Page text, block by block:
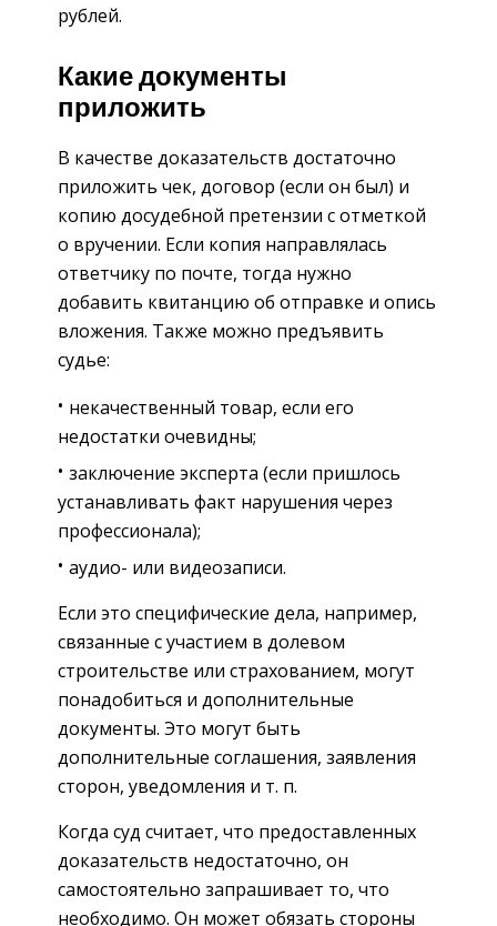
рублей.
Какие документы
приложить
В качестве доказательств достаточно
приложить чек, договор (если он был) и
копию досудебной претензии с отметкой
о вручении. Если копия направлялась
ответчику по почте, тогда нужно
добавить квитанцию об отправке и опись
вложения. Также можно предъявить
судье:
некачественный товар, если его
недостатки очевидны;
заключение эксперта (если пришлось
устанавливать факт нарушения через
профессионала);
аудио- или видеозаписи.
Если это специфические дела, например,
связанные с участием в долевом
строительстве или страхованием, могут
понадобиться и дополнительные
документы. Это могут быть
дополнительные соглашения, заявления
сторон, уведомления и т. п.
Когда суд считает, что предоставленных
доказательств недостаточно, он
самостоятельно запрашивает то, что
необходимо. Он может обязать стороны